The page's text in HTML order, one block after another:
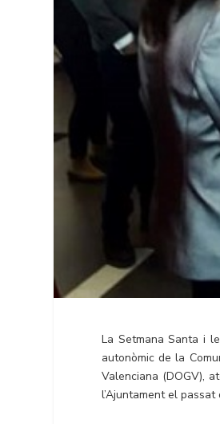
La Setmana Santa i
autonòmic de la
Valenciana (DOGV),
l’Ajuntament el